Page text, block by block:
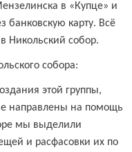
в «Купце» и
карту. Всё
Никольский собор.
собора:
этой группы,
направлены на помощь
мы выделили
и расфасовки их по